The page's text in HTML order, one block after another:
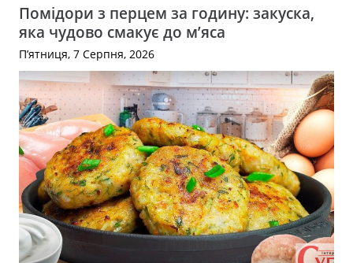
Помідори з перцем за годину: закуска,
яка чудово смакує до м’яса
П’ятниця, 7 Серпня, 2026